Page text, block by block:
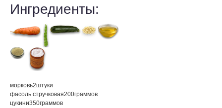
Ингредиенты:
морковь2штуки
фасоль стручковая200граммов
цукини350граммов